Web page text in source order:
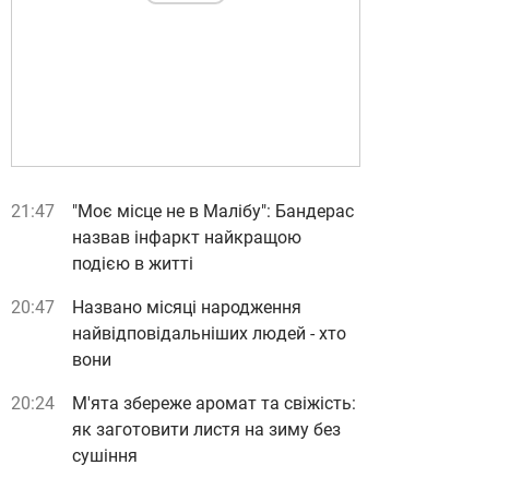
21:47
"Моє місце не в Малібу": Бандерас
назвав інфаркт найкращою
подією в житті
20:47
Названо місяці народження
найвідповідальніших людей - хто
вони
20:24
М'ята збереже аромат та свіжість:
як заготовити листя на зиму без
сушіння